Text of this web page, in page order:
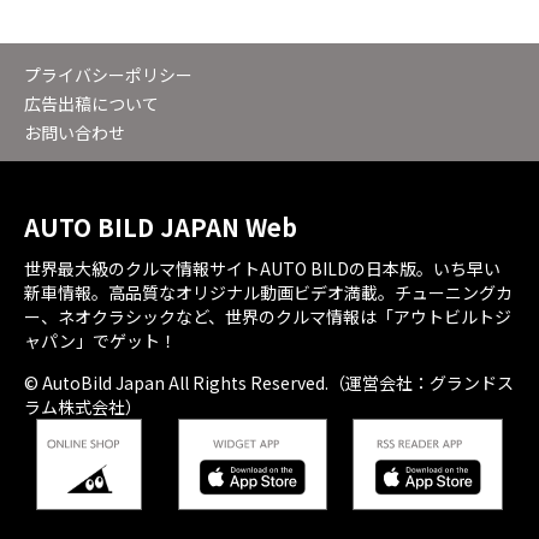
プライバシーポリシー
広告出稿について
お問い合わせ
AUTO BILD JAPAN Web
世界最大級のクルマ情報サイトAUTO BILDの日本版。いち早い
新車情報。高品質なオリジナル動画ビデオ満載。チューニングカ
ー、ネオクラシックなど、世界のクルマ情報は「アウトビルトジ
ャパン」でゲット！
© AutoBild Japan All Rights Reserved.（運営会社：グランドス
ラム株式会社）